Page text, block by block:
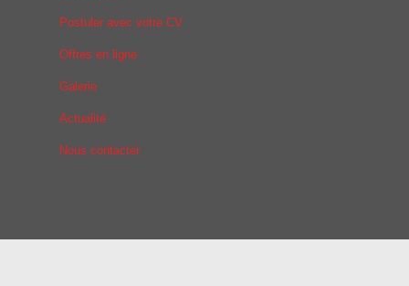
Postuler avec votre CV
Offres en ligne
Galerie
Actualité
Nous contacter